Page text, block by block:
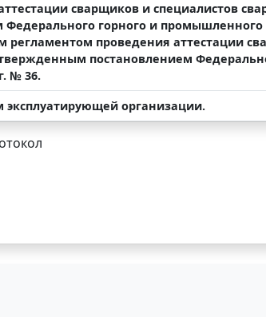
сварщиков и специалистов
Федерального горного и промышленного
регламентом проведения аттестации
постановлением
№ 36.
эксплуатирующей организации.